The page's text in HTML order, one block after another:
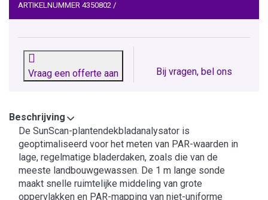
ARTIKELNUMMER 4350802 /
Vraag een offerte aan Bij vragen, bel ons
Beschrijving
De SunScan-plantendekbladanalysator is
geoptimaliseerd voor het meten van PAR-waarden in
lage, regelmatige bladerdaken, zoals die van de
meeste landbouwgewassen. De 1 m lange sonde
maakt snelle ruimtelijke middeling van grote
oppervlakken en PAR-mapping van niet-uniforme